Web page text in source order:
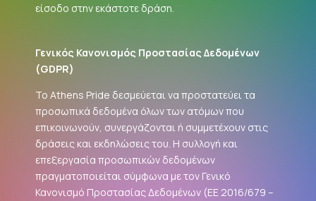
είσοδο στην εκάστοτε δράση.
Γενικός Κανονισμός Προστασίας Δεδομένων
(GDPR)
Το Athens Pride δεσμεύεται να προστατεύει τα
προσωπικά δεδομένα όλων των ατόμων που
επικοινωνούν, συνεργάζονται ή συμμετέχουν στις
δράσεις και εκδηλώσεις του. Η συλλογή και
επεξεργασία προσωπικών δεδομένων
πραγματοποιείται σύμφωνα με τον Γενικό
Κανονισμό Προστασίας Δεδομένων (ΕΕ 2016/679 –